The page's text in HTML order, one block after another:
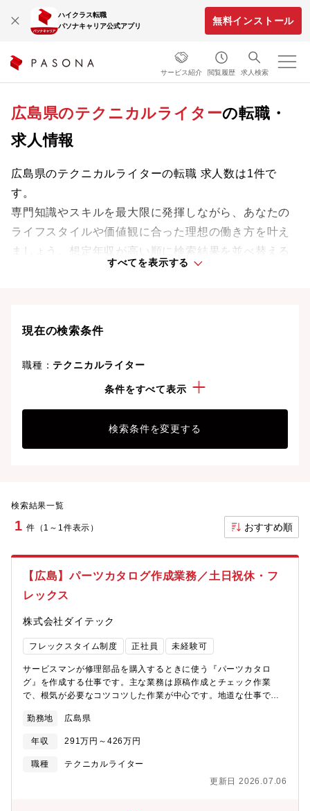
ハイクラス転職
パソナキャリア公式アプリ
無料インストール
サービス紹介 閲覧履歴 求人検索
広島県のテクニカルライターの転職・
求人情報
広島県のテクニカルライターの転職 求人数は1件で
す。
専門知識やスキルを最大限に発揮しながら、あなたの
ライフスタイルや価値観に合った理想の働き方を叶え
ましょう。想定年収が高い順に検索結果を並べ替える
すべてを表示する
現在の検索条件
職種： テクニカルライター
条件をすべて表示
検索条件を変更する
検索結果一覧
1 件（1～1件表示） おすすめ順
【広島】パーツカタログ作成業務／土日祝休・フ
レックス
株式会社ダイテック
フレックスタイム制度 正社員 未経験可
サービスマンが修理部品を購入するときに使う『パーツカタロ
グ』を作成する仕事です。主な業務は原稿作成とチェック作業
で、根気が必要なコツコツした作業が中心です。地道な仕事です
慣れたのちには、お客様への訪問など、先輩と同行いただくこと
もあります。集中して作業をすることが得意な方、周りとのコミ
ュニケーションも大事にできる方を歓迎いたします。＜業務内容
＞■原稿作成自動車や産業機械などのパーツカタログ原稿を作成し
稿作成に必要な情報を収集し、データベース（Excel）を作成しま
勤務地 広島県
年収 291万円～426万円
職種
テクニカルライター
更新日 2026.07.06